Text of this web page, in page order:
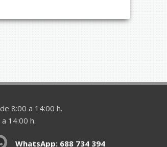
8:00 a 14:00 h.
14:00 h.
WhatsApp: 688 734 394